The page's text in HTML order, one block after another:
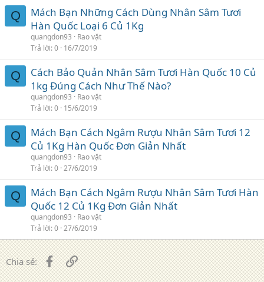
Q
Mách Bạn Những Cách Dùng Nhân Sâm Tươi
Hàn Quốc Loại 6 Củ 1Kg
quangdon93
Rao vặt
Trả lời 0 16/7/2019
Q
Cách Bảo Quản Nhân Sâm Tươi Hàn Quốc 10 Củ
1kg Đúng Cách Như Thế Nào?
quangdon93
Rao vặt
Trả lời 0 15/6/2019
Q
Mách Bạn Cách Ngâm Rượu Nhân Sâm Tươi 12
Củ 1Kg Hàn Quốc Đơn Giản Nhất
quangdon93
Rao vặt
Trả lời 0 27/6/2019
Q
Mách Bạn Cách Ngâm Rượu Nhân Sâm Tươi Hàn
Quốc 12 Củ 1Kg Đơn Giản Nhất
quangdon93
Rao vặt
Trả lời 0 27/6/2019
Chia sẻ: FacebookLiên kết